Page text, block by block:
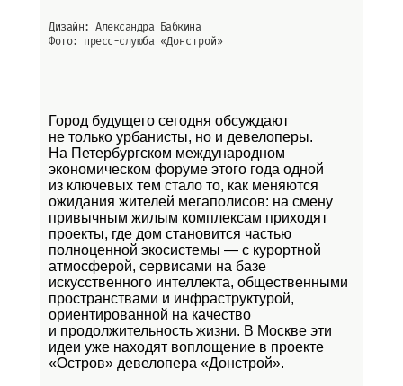
Дизайн: Александра Бабкина
Фото: пресс-слуюба «Донстрой»
Город будущего сегодня обсуждают
не только урбанисты, но и девелоперы.
На Петербургском международном
экономическом форуме этого года одной
из ключевых тем стало то, как меняются
ожидания жителей мегаполисов: на смену
привычным жилым комплексам приходят
проекты, где дом становится частью
полноценной экосистемы — с курортной
атмосферой, сервисами на базе
искусственного интеллекта, общественными
пространствами и инфраструктурой,
ориентированной на качество
и продолжительность жизни. В Москве эти
идеи уже находят воплощение в проекте
«Остров» девелопера «Донстрой».